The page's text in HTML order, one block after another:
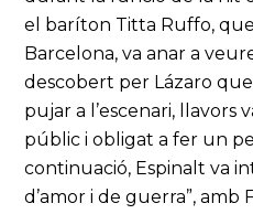
el baríton Titta Ruffo,
Barcelona, va anar a
descobert per Lázaro
pujar a l’escenari, llavors
públic i obligat a fer un
continuació, Espinalt va
d’amor i de guerra”, amb